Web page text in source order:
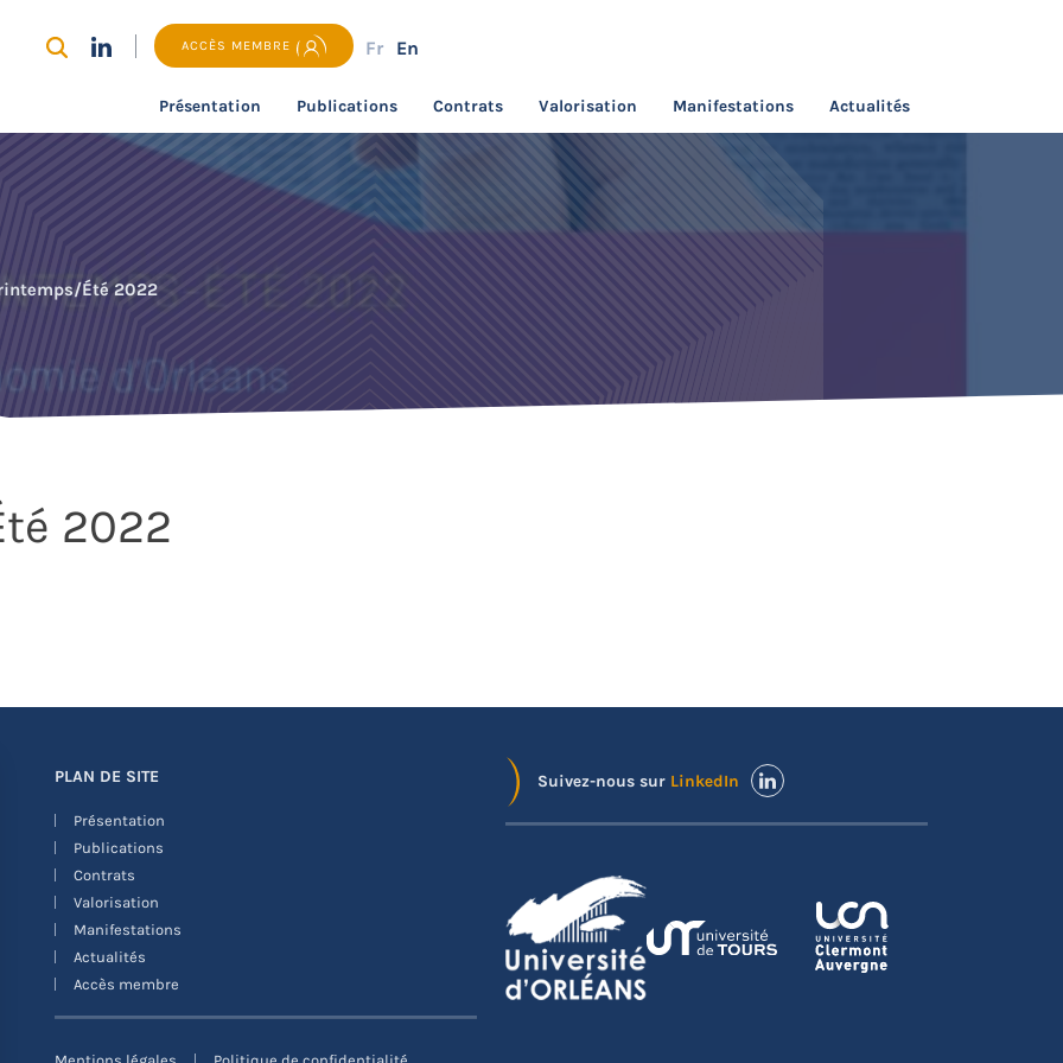
ACCÈS MEMBRE Fr En
Présentation Publications Contrats Valorisation Manifestations Actualités
Été 2022
2022
PLAN DE SITE
Présentation
Publications
Contrats
Valorisation
Manifestations
Actualités
Accès membre
Suivez-nous sur LinkedIn